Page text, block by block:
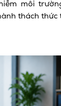
môi
thách thức